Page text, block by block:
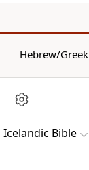
Hebrew/Greek
Icelandic Bible